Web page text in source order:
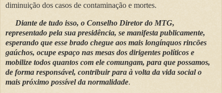
diminuição dos casos de contaminação e mortes.
Diante de tudo isso, o Conselho Diretor do MTG,
representado pela sua presidência, se manifesta publicamente,
esperando que esse brado chegue aos mais longínquos rincões
gaúchos, ocupe espaço nas mesas dos dirigentes políticos e
mobilize todos quantos com ele comungam, para que possamos,
de forma responsável, contribuir para à volta da vida social o
mais próximo possível da normalidade.